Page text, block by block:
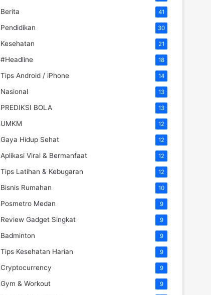
Berita 41
Pendidikan 30
Kesehatan 21
#Headline 18
Tips Android / iPhone 14
Nasional 13
PREDIKSI BOLA 13
UMKM 12
Gaya Hidup Sehat 12
Aplikasi Viral & Bermanfaat 12
Tips Latihan & Kebugaran 12
Bisnis Rumahan 10
Posmetro Medan 9
Review Gadget Singkat 9
Badminton 9
Tips Kesehatan Harian 9
Cryptocurrency 9
Gym & Workout 9